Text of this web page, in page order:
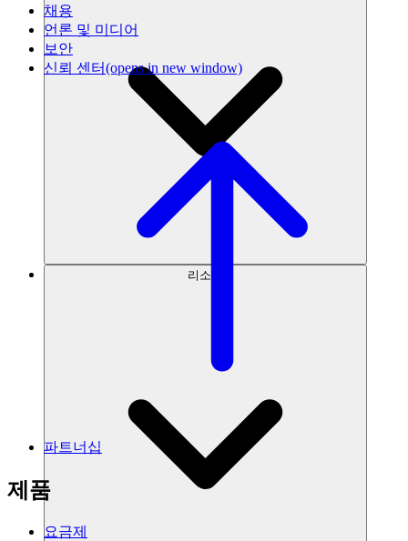
리소스
채용
언론 및 미디어
보안
신뢰 센터(opens in new window)
파트너십
제품
요금제